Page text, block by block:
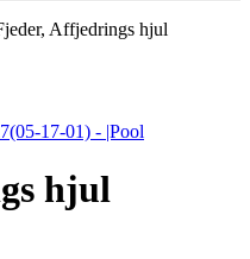
Affjedrings hjul
hjul